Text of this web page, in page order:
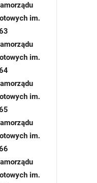
im.
im.
im.
im.
im.